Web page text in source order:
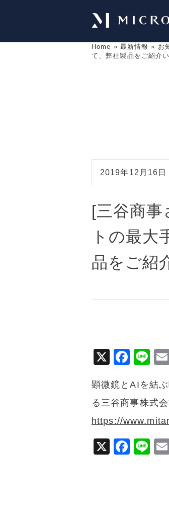
Home » 最新情報 » お
て、弊社製品をご紹介
2019年12月16日
[三谷商
トの最大
品をご紹
X
F
c
e
b
o
o
Li
e
顕微鏡とAIを結
る三谷商事株式
https://
X
F
Li